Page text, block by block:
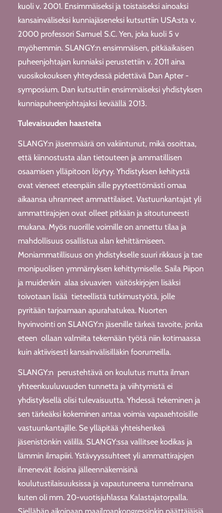
kuoli v. 2001. Ensimmäiseksi ja toistaiseksi ainoaksi
kansainväliseksi kunniajäseneksi kutsuttiin USA:sta v.
2000 professori Samuel S.C. Yen, joka kuoli 5 v
myöhemmin. SLANGY:n ensimmäisen, pitkäaikaisen
puheenjohtajan kunniaksi perustettiin v. 2011 aina
vuosikokouksen yhteydessä pidettävä Dan Apter -
symposium. Dan kutsuttiin ensimmäiseksi yhdistyksen
kunniapuheenjohtajaksi keväällä 2013.
Tulevaisuuden haasteita
SLANGY:n jäsenmäärä on vakiintunut, mikä osoittaa,
että kiinnostusta alan tietouteen ja ammatillisen
osaamisen ylläpitoon löytyy. Yhdistyksen kehitystä
ovat vieneet eteenpäin sille pyyteettömästi omaa
aikaansa uhranneet ammattilaiset. Vastuunkantajat yli
ammattirajojen ovat olleet pitkään ja sitoutuneesti
mukana. Myös nuorille voimille on annettu tilaa ja
mahdollisuus osallistua alan kehittämiseen.
Moniammatillisuus on yhdistykselle suuri rikkaus ja tae
monipuolisen ymmärryksen kehittymiselle. Saila Piipon
ja muidenkin alaa sivuavien väitöskirjojen lisäksi
toivotaan lisää tieteellistä tutkimustyötä, jolle
pyritään tarjoamaan apurahatukea. Nuorten
hyvinvointi on SLANGY:n jäsenille tärkeä tavoite, jonka
eteen ollaan valmiita tekemään työtä niin kotimaassa
kuin aktiivisesti kansainvälisilläkin foorumeilla.
SLANGY:n perustehtävä on koulutus mutta ilman
yhteenkuuluvuuden tunnetta ja viihtymistä ei
yhdistyksellä olisi tulevaisuutta. Yhdessä tekeminen ja
sen tärkeäksi kokeminen antaa voimia vapaaehtoisille
vastuunkantajille. Se ylläpitää yhteishenkeä
jäsenistönkin välillä. SLANGY:ssa vallitsee kodikas ja
lämmin ilmapiiri. Ystävyyssuhteet yli ammattirajojen
ilmenevät iloisina jälleennäkemisinä
koulutustilaisuuksissa ja vapautuneena tunnelmana
kuten oli mm. 20-vuotisjuhlassa Kalastajatorpalla.